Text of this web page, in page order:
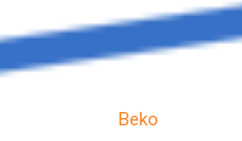
Beko